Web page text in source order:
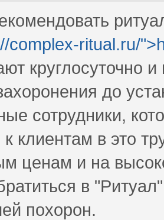
complex-ritual.ru/
круглосуточно
до
сотрудники,
клиентам в это
ценам и на
в
похорон.